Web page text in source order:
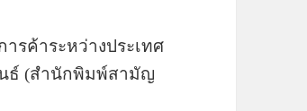
รค้าระหว่างประเทศ
ธ์ (สำนักพิมพ์สามัญ